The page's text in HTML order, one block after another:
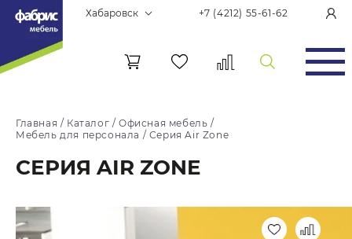
Хабаровск +7 (4212) 55-61-62
Главная / Каталог /Офисная мебель /
Мебель для персонала / Серия Air Zone
СЕРИЯ AIR ZONE